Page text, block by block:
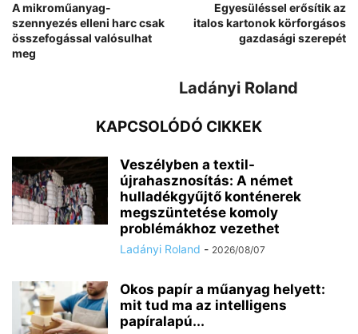
A mikroműanyag-
szennyezés elleni harc csak
összefogással valósulhat
meg
Egyesüléssel erősítik az
italos kartonok körforgásos
gazdasági szerepét
Ladányi Roland
KAPCSOLÓDÓ CIKKEK
Veszélyben a textil-
újrahasznosítás: A német
hulladékgyűjtő konténerek
megszüntetése komoly
problémákhoz vezethet
Ladányi Roland - 2026/08/07
Okos papír a műanyag helyett:
mit tud ma az intelligens
papíralapú...